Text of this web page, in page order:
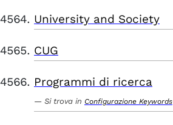
University and Society
CUG
Programmi di ricerca
Si trova in Configurazione Keywords